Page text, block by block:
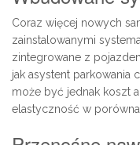
Coraz więcej nowych
zainstalowanymi
zintegrowane z
jak asystent parkowania
może być jednak koszt
elastyczność w